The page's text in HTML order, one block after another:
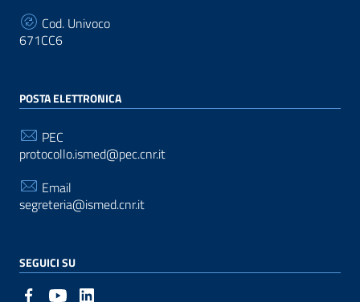
Cod. Univoco
671CC6
POSTA ELETTRONICA
PEC
protocollo.ismed@pec.cnr.it
Email
segreteria@ismed.cnr.it
SEGUICI SU